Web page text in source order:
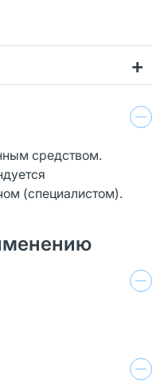
средством.
(специалистом).